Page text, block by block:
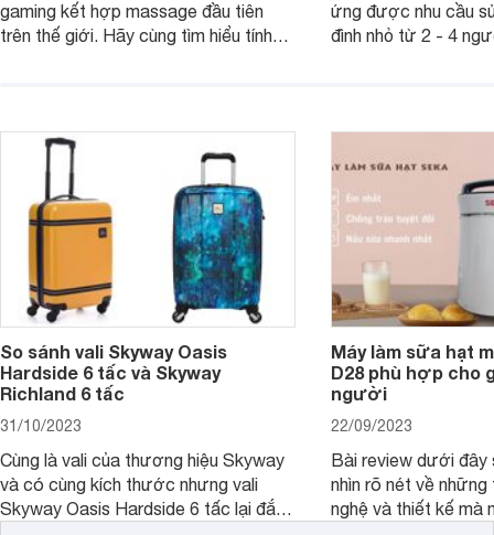
gaming kết hợp massage đầu tiên
trên thế giới. Hãy cùng tìm hiểu tính
ứng được nhu cầu
đình nhỏ từ 2 - 4
So sánh vali Skyway Oasis
Hardside 6 tấc và Skyway
Richland 6 tấc
31/10/2023
Cùng là vali của thương hiệu Skyway
và có cùng kích thước nhưng vali
Skyway Oasis Hardside 6 tấc lại đắt
Máy làm sữa hạt
D28 phù hợp cho
người
22/09/2023
Bài review dưới đây
nhìn rõ nét về những
nghệ và thiết kế mà